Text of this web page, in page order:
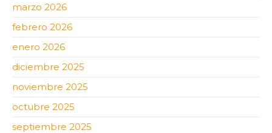
marzo 2026
febrero 2026
enero 2026
diciembre 2025
noviembre 2025
octubre 2025
septiembre 2025